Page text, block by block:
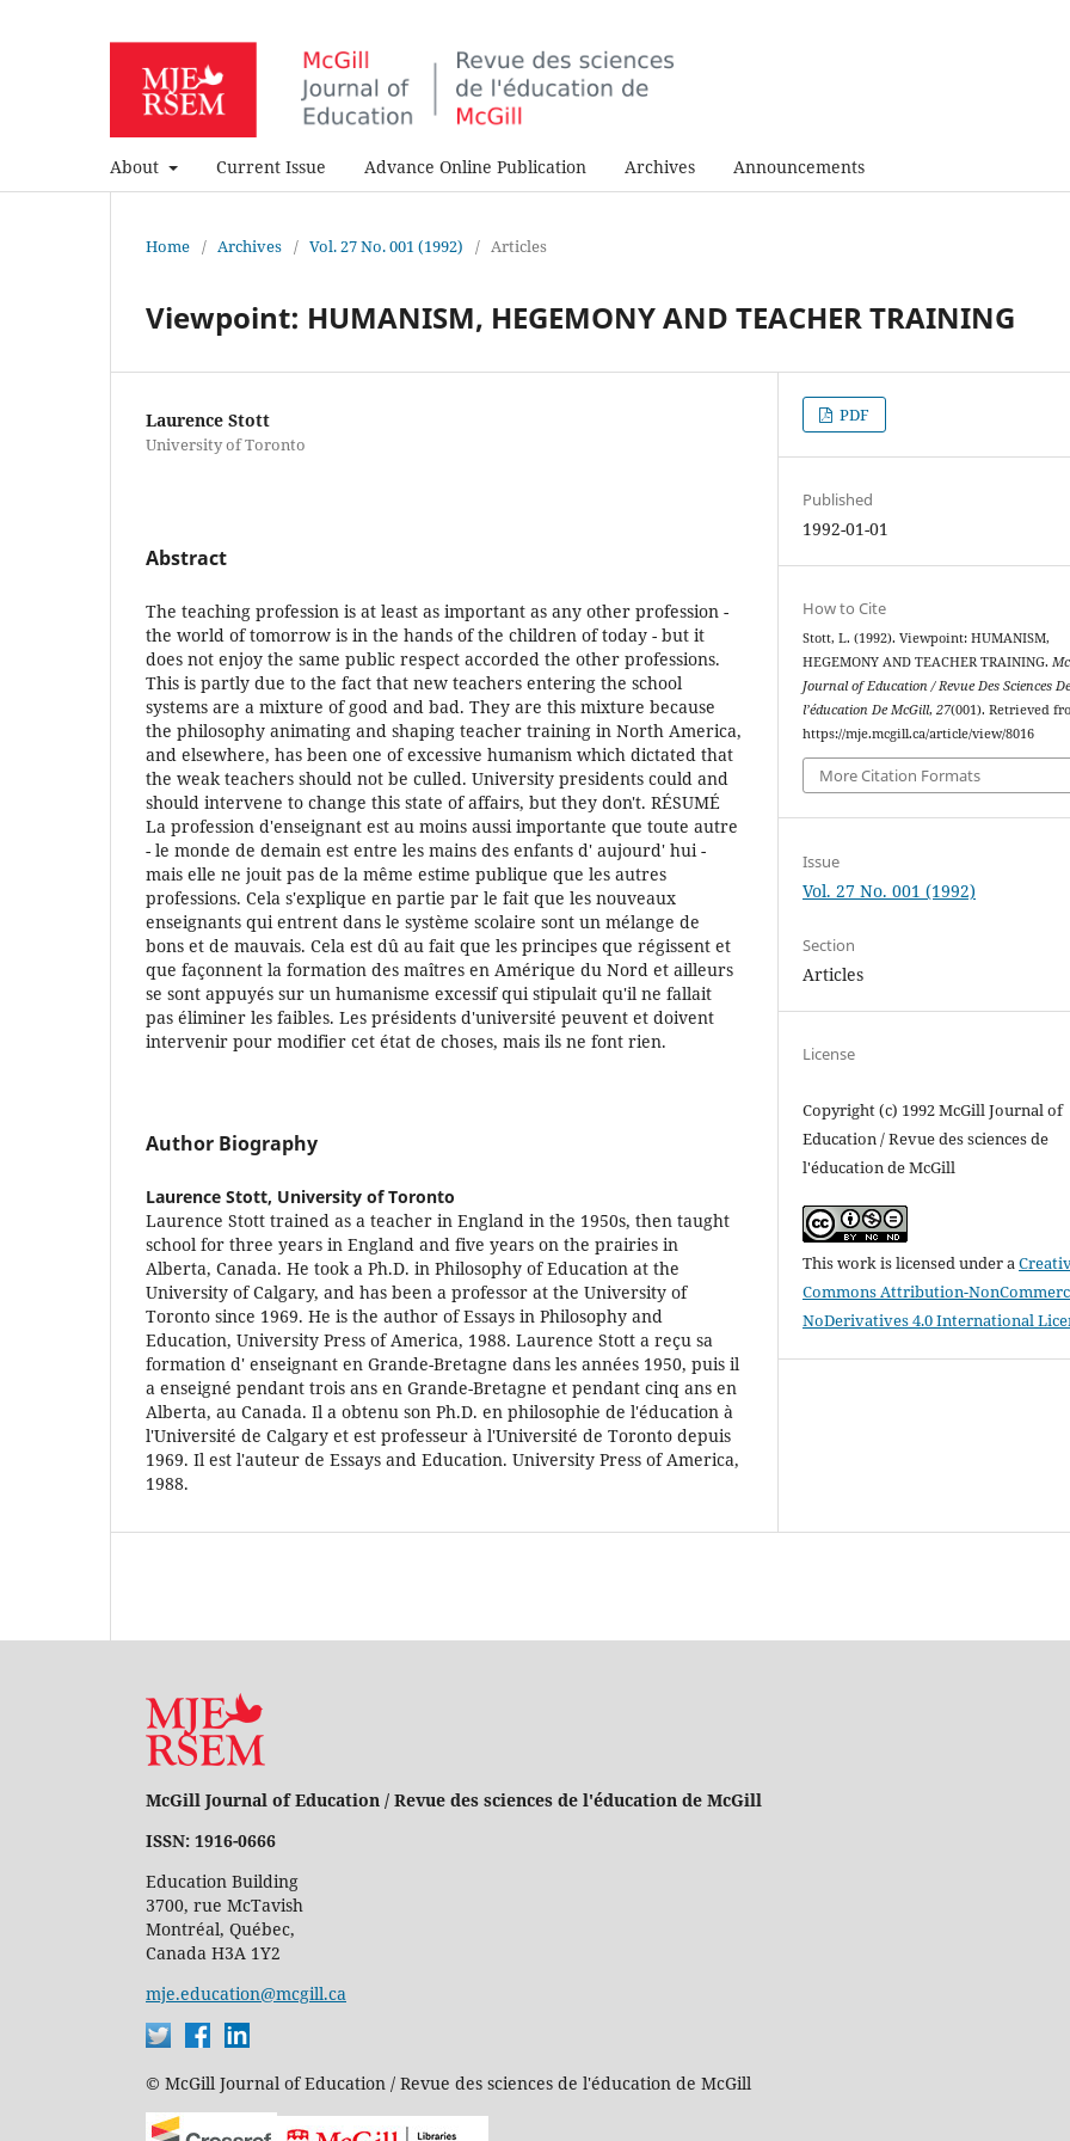
About Current Issue Advance Online Publication Archives Announcements
Home / Archives / Vol. 27 No. 001 (1992) / Articles
Viewpoint: HUMANISM, HEGEMONY AND TEACHER TRAINING
Laurence Stott
University of Toronto
Abstract
The teaching profession is at least as important as any other profession -
the world of tomorrow is in the hands of the children of today - but it
does not enjoy the same public respect accorded the other professions.
This is partly due to the fact that new teachers entering the school
systems are a mixture of good and bad. They are this mixture because
the philosophy animating and shaping teacher training in North America,
and elsewhere, has been one of excessive humanism which dictated that
the weak teachers should not be culled. University presidents could and
should intervene to change this state of affairs, but they don't. RÉSUMÉ
La profession d'enseignant est au moins aussi importante que toute autre
- le monde de demain est entre les mains des enfants d' aujourd' hui -
mais elle ne jouit pas de la même estime publique que les autres
professions. Cela s'explique en partie par le fait que les nouveaux
enseignants qui entrent dans le système scolaire sont un mélange de
bons et de mauvais. Cela est dû au fait que les principes que régissent et
que façonnent la formation des maîtres en Amérique du Nord et ailleurs
se sont appuyés sur un humanisme excessif qui stipulait qu'il ne fallait
pas éliminer les faibles. Les présidents d'université peuvent et doivent
intervenir pour modifier cet état de choses, mais ils ne font rien.
Author Biography
Laurence Stott, University of Toronto
Laurence Stott trained as a teacher in England in the 1950s, then taught
school for three years in England and five years on the prairies in
Alberta, Canada. He took a Ph.D. in Philosophy of Education at the
University of Calgary, and has been a professor at the University of
Toronto since 1969. He is the author of Essays in Philosophy and
Education, University Press of America, 1988. Laurence Stott a reçu sa
formation d' enseignant en Grande-Bretagne dans les années 1950, puis il
a enseigné pendant trois ans en Grande-Bretagne et pendant cinq ans en
Alberta, au Canada. Il a obtenu son Ph.D. en philosophie de l'éducation à
l'Université de Calgary et est professeur à l'Université de Toronto depuis
1969. Il est l'auteur de Essays and Education. University Press of America,
1988.
PDF
Published
1992-01-01
How to Cite
Stott, L. (1992). Viewpoint: HUMANISM,
HEGEMONY AND TEACHER TRAINING.
Journal of Education / Revue Des Sciences De
l’éducation De McGill,27(001). Retrieved
https://mje.mcgill.ca/article/view/8016
More Citation Formats
Issue
Vol. 27 No. 001 (1992)
Section
Articles
License
Copyright (c) 1992 McGill Journal of
Education / Revue des sciences de
l'éducation de McGill
This work is licensed under a
Commons Attribution-
NoDerivatives 4.0 International
McGill Journal of Education / Revue des sciences de l'éducation de McGill
ISSN: 1916-0666
Education Building
3700, rue McTavish
Montréal, Québec,
Canada H3A 1Y2
mje.education@mcgill.ca
© McGill Journal of Education / Revue des sciences de l'éducation de McGill